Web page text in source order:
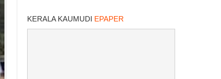
KERALA KAUMUDI EPAPER